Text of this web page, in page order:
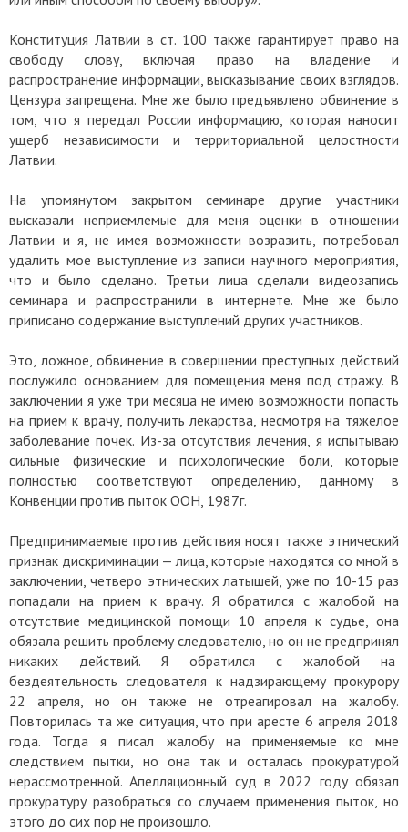
Конституция Латвии в ст. 100 также гарантирует право на
свободу слову, включая право на владение и
распространение информации, высказывание своих взглядов.
Цензура запрещена. Мне же было предъявлено обвинение в
том, что я передал России информацию, которая наносит
ущерб независимости и территориальной целостности
Латвии.
На упомянутом закрытом семинаре другие участники
высказали неприемлемые для меня оценки в отношении
Латвии и я, не имея возможности возразить, потребовал
удалить мое выступление из записи научного мероприятия,
что и было сделано. Третьи лица сделали видеозапись
семинара и распространили в интернете. Мне же было
приписано содержание выступлений других участников.
Это, ложное, обвинение в совершении преступных действий
послужило основанием для помещения меня под стражу. В
заключении я уже три месяца не имею возможности попасть
на прием к врачу, получить лекарства, несмотря на тяжелое
заболевание почек. Из-за отсутствия лечения, я испытываю
сильные физические и психологические боли, которые
полностью соответствуют определению, данному в
Конвенции против пыток ООН, 1987г.
Предпринимаемые против действия носят также этнический
признак дискриминации — лица, которые находятся со мной в
заключении, четверо этнических латышей, уже по 10-15 раз
попадали на прием к врачу. Я обратился с жалобой на
отсутствие медицинской помощи 10 апреля к судье, она
обязала решить проблему следователю, но он не предпринял
никаких действий. Я обратился с жалобой на
бездеятельность следователя к надзирающему прокурору
22 апреля, но он также не отреагировал на жалобу.
Повторилась та же ситуация, что при аресте 6 апреля 2018
года. Тогда я писал жалобу на применяемые ко мне
следствием пытки, но она так и осталась прокуратурой
нерассмотренной. Апелляционный суд в 2022 году обязал
прокуратуру разобраться со случаем применения пыток, но
этого до сих пор не произошло.